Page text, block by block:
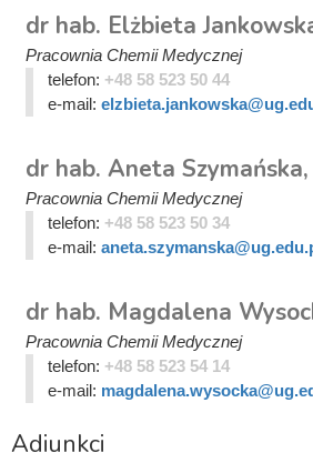
dr hab. Elżbieta
Pracownia Chemii Medycznej
telefon: +48 58 523 50 44
e-mail:
dr hab. Aneta
Pracownia Chemii Medycznej
telefon: +48 58 523 50 34
e-mail:
dr hab. Magdalena
Pracownia Chemii Medycznej
telefon: +48 58 523 54 14
e-mail:
Adiunkci